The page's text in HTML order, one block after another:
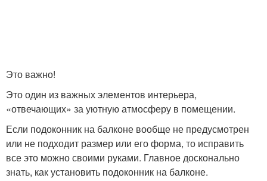
Это важно!
Это один из важных элементов интерьера,
«отвечающих» за уютную атмосферу в помещении.
Если подоконник на балконе вообще не предусмотрен
или не подходит размер или его форма, то исправить
все это можно своими руками. Главное досконально
знать, как установить подоконник на балконе.